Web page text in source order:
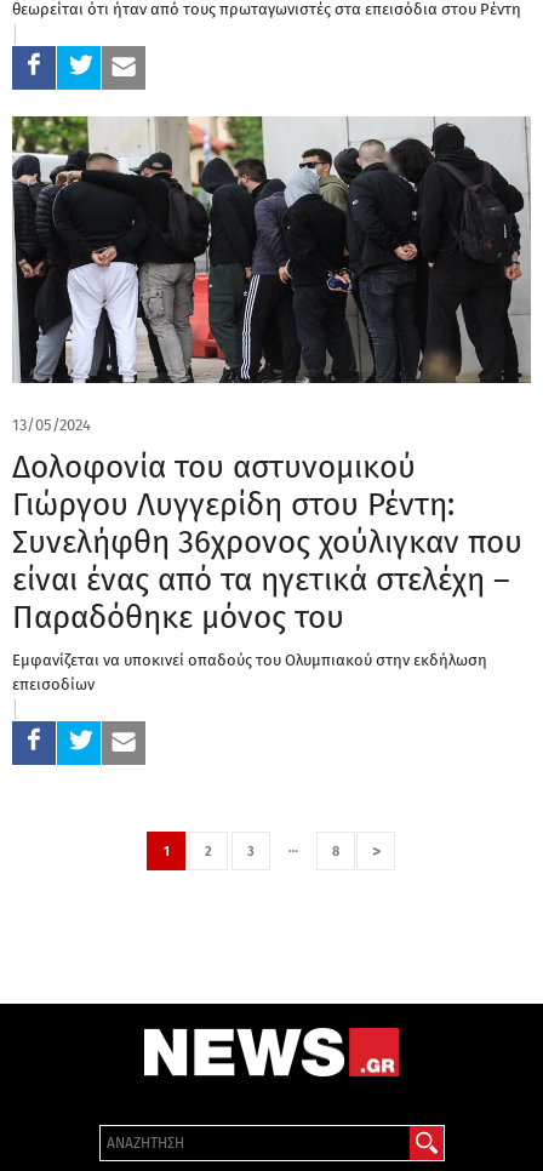
θεωρείται ότι ήταν από τους πρωταγωνιστές στα επεισόδια στου Ρέντη
13/05/2024
Δολοφονία του αστυνομικού
Γιώργου Λυγγερίδη στου Ρέντη:
Συνελήφθη 36χρονος χούλιγκαν που
είναι ένας από τα ηγετικά στελέχη –
Παραδόθηκε μόνος του
Εμφανίζεται να υποκινεί οπαδούς του Ολυμπιακού στην εκδήλωση
επεισοδίων
1 2 3 … 8 >